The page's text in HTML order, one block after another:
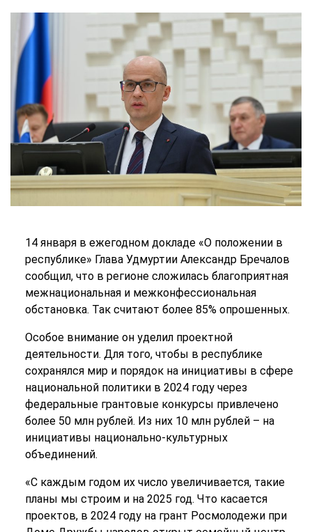
14 января в ежегодном докладе «О положении в
республике» Глава Удмуртии Александр Бречалов
сообщил, что в регионе сложилась благоприятная
межнациональная и межконфессиональная
обстановка. Так считают более 85% опрошенных.
Особое внимание он уделил проектной
деятельности. Для того, чтобы в республике
сохранялся мир и порядок на инициативы в сфере
национальной политики в 2024 году через
федеральные грантовые конкурсы привлечено
более 50 млн рублей. Из них 10 млн рублей – на
инициативы национально-культурных
объединений.
«С каждым годом их число увеличивается, такие
планы мы строим и на 2025 год. Что касается
проектов, в 2024 году на грант Росмолодежи при